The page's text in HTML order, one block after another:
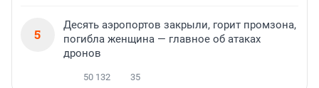
5
Десять аэропортов закрыли, горит промзона,
погибла женщина — главное об атаках
дронов
50 132 35